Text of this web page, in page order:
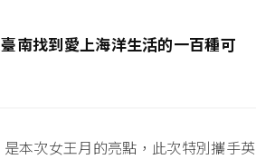
南找到愛上海洋生活的一百種可
本次女王月的亮點，此次特別攜手英